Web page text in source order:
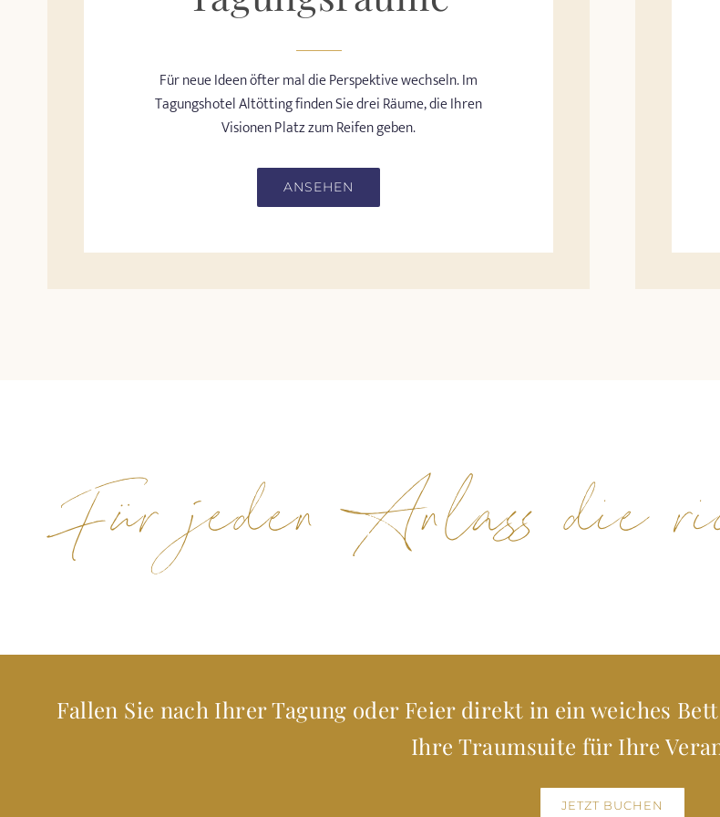
Für neue Ideen öfter mal die Perspektive wechseln. Im
Tagungshotel Altötting finden Sie drei Räume, die Ihren
Visionen Platz zum Reifen geben.
ANSEHEN
Für jeden Anlass die
Fallen Sie nach Ihrer Tagung oder Feier direkt in ein weiches
Ihre Traumsuite für Ihre
JETZT BUCHEN